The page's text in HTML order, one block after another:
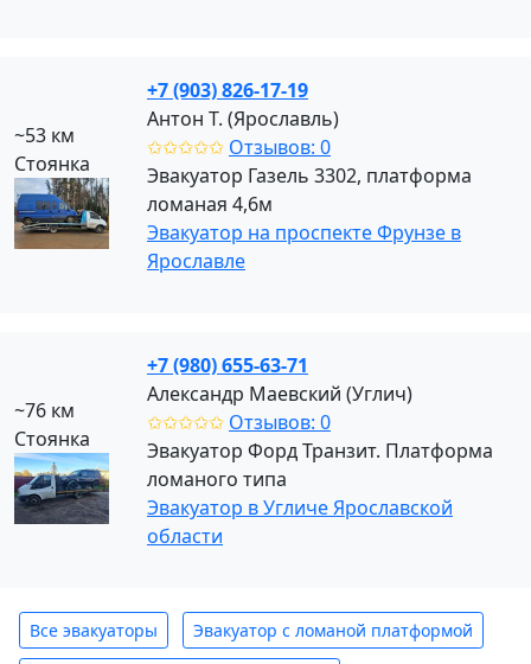
~53 км
Стоянка
+7 (903) 826-17-19
Антон Т. (Ярославль)
✩✩✩✩✩ Отзывов: 0
Эвакуатор Газель 3302, платформа
ломаная 4,6м
Эвакуатор на проспекте Фрунзе в
Ярославле
~76 км
Стоянка
+7 (980) 655-63-71
Александр Маевский (Углич)
✩✩✩✩✩ Отзывов: 0
Эвакуатор Форд Транзит. Платформа
ломаного типа
Эвакуатор в Угличе Ярославской
области
Все эвакуаторы Эвакуатор с ломаной платформой